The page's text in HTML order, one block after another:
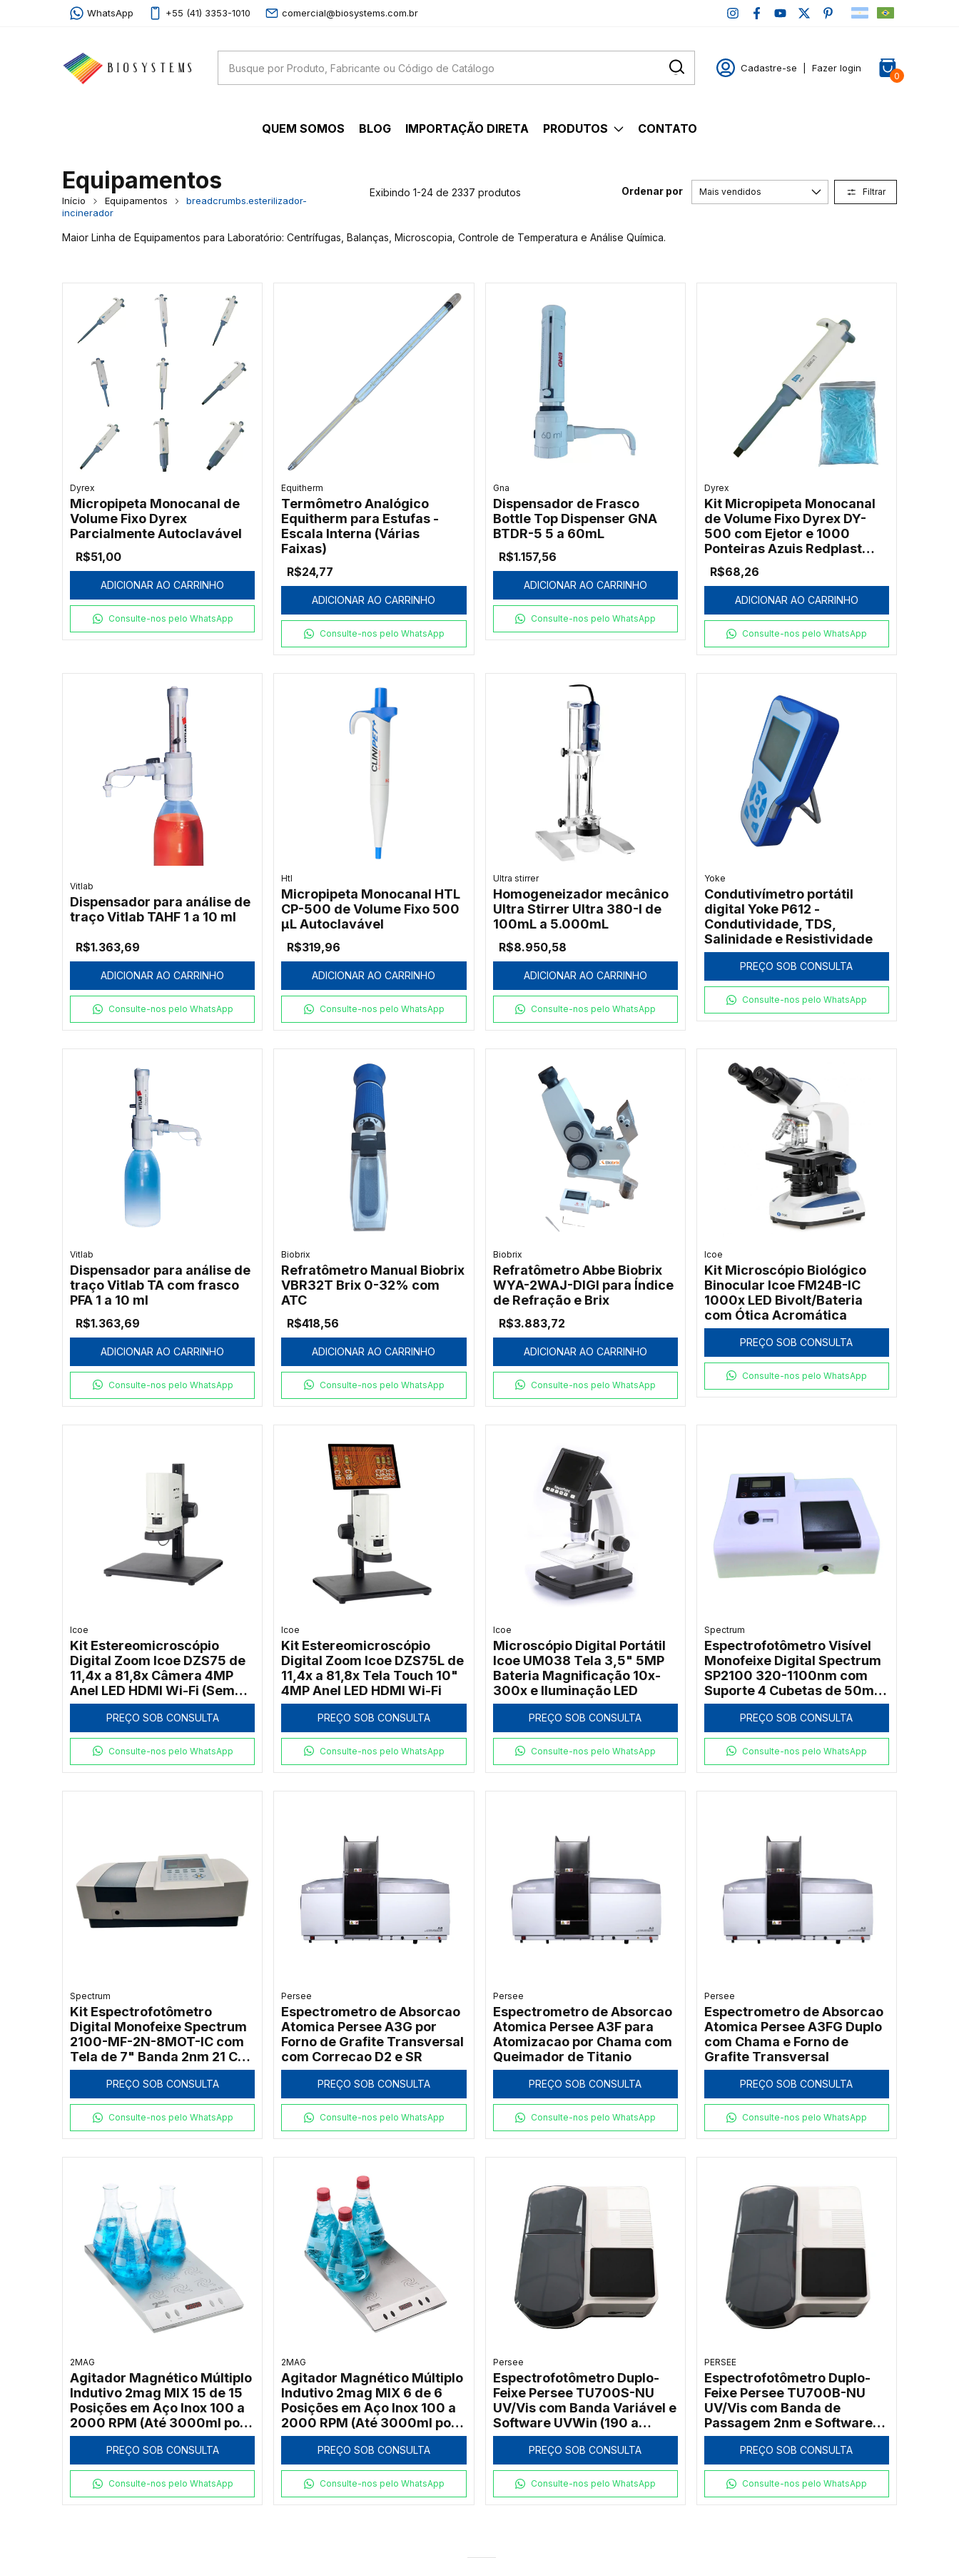
WhatsApp +55 (41) 3353-1010 comercial@biosystems.com.br
Cadastre-se Fazer login
0
QUEM SOMOS BLOG IMPORTAÇÃO DIRETA PRODUTOS CONTATO
Equipamentos
Início Equipamentos
breadcrumbs.esterilizador-
incinerador
Exibindo 1-24 de 2337 produtos Ordenar por Filtrar
Maior Linha de Equipamentos para Laboratório: Centrífugas, Balanças, Microscopia, Controle de Temperatura e Análise Química.
Dyrex
Micropipeta Monocanal de
Volume Fixo Dyrex
Parcialmente Autoclavável
R$51,00
ADICIONAR AO CARRINHO
Consulte-nos pelo WhatsApp
Equitherm
Termômetro Analógico
Equitherm para Estufas -
Escala Interna (Várias
Faixas)
R$24,77
ADICIONAR AO CARRINHO
Consulte-nos pelo WhatsApp
Gna
Dispensador de Frasco
Bottle Top Dispenser GNA
BTDR-5 5 a 60mL
R$1.157,56
ADICIONAR AO CARRINHO
Consulte-nos pelo WhatsApp
Dyrex
Kit Micropipeta Monocanal
de Volume Fixo Dyrex DY-
500 com Ejetor e 1000
Ponteiras Azuis Redplast
500µL
R$68,26
ADICIONAR AO CARRINHO
Consulte-nos pelo WhatsApp
Vitlab
Dispensador para análise de
traço Vitlab TAHF 1 a 10 ml
R$1.363,69
ADICIONAR AO CARRINHO
Consulte-nos pelo WhatsApp
Htl
Micropipeta Monocanal HTL
CP-500 de Volume Fixo 500
µL Autoclavável
R$319,96
ADICIONAR AO CARRINHO
Consulte-nos pelo WhatsApp
Ultra stirrer
Homogeneizador mecânico
Ultra Stirrer Ultra 380-I de
100mL a 5.000mL
R$8.950,58
ADICIONAR AO CARRINHO
Consulte-nos pelo WhatsApp
Yoke
Condutivímetro portátil
digital Yoke P612 -
Condutividade, TDS,
Salinidade e Resistividade
PREÇO SOB CONSULTA
Consulte-nos pelo WhatsApp
Vitlab
Dispensador para análise de
traço Vitlab TA com frasco
PFA 1 a 10 ml
R$1.363,69
ADICIONAR AO CARRINHO
Consulte-nos pelo WhatsApp
Biobrix
Refratômetro Manual Biobrix
VBR32T Brix 0-32% com
ATC
R$418,56
ADICIONAR AO CARRINHO
Consulte-nos pelo WhatsApp
Biobrix
Refratômetro Abbe Biobrix
WYA-2WAJ-DIGI para Índice
de Refração e Brix
R$3.883,72
ADICIONAR AO CARRINHO
Consulte-nos pelo WhatsApp
Icoe
Kit Microscópio Biológico
Binocular Icoe FM24B-IC
1000x LED Bivolt/Bateria
com Ótica Acromática
PREÇO SOB CONSULTA
Consulte-nos pelo WhatsApp
Icoe
Kit Estereomicroscópio
Digital Zoom Icoe DZS75 de
11,4x a 81,8x Câmera 4MP
Anel LED HDMI Wi-Fi (Sem
Tela)
PREÇO SOB CONSULTA
Consulte-nos pelo WhatsApp
Icoe
Kit Estereomicroscópio
Digital Zoom Icoe DZS75L de
11,4x a 81,8x Tela Touch 10"
4MP Anel LED HDMI Wi-Fi
PREÇO SOB CONSULTA
Consulte-nos pelo WhatsApp
Icoe
Microscópio Digital Portátil
Icoe UM038 Tela 3,5" 5MP
Bateria Magnificação 10x-
300x e Iluminação LED
PREÇO SOB CONSULTA
Consulte-nos pelo WhatsApp
Spectrum
Espectrofotômetro Visível
Monofeixe Digital Spectrum
SP2100 320-1100nm com
Suporte 4 Cubetas de 50mm
e Software PC
PREÇO SOB CONSULTA
Consulte-nos pelo WhatsApp
Spectrum
Kit Espectrofotômetro
Digital Monofeixe Spectrum
2100-MF-2N-8MOT-IC com
Tela de 7" Banda 2nm 21 CFR
e Carrossel 8 Posições
PREÇO SOB CONSULTA
Consulte-nos pelo WhatsApp
Persee
Espectrometro de Absorcao
Atomica Persee A3G por
Forno de Grafite Transversal
com Correcao D2 e SR
PREÇO SOB CONSULTA
Consulte-nos pelo WhatsApp
Persee
Espectrometro de Absorcao
Atomica Persee A3F para
Atomizacao por Chama com
Queimador de Titanio
PREÇO SOB CONSULTA
Consulte-nos pelo WhatsApp
Persee
Espectrometro de Absorcao
Atomica Persee A3FG Duplo
com Chama e Forno de
Grafite Transversal
PREÇO SOB CONSULTA
Consulte-nos pelo WhatsApp
2MAG
Agitador Magnético Múltiplo
Indutivo 2mag MIX 15 de 15
Posições em Aço Inox 100 a
2000 RPM (Até 3000ml por
Ponto)
PREÇO SOB CONSULTA
Consulte-nos pelo WhatsApp
2MAG
Agitador Magnético Múltiplo
Indutivo 2mag MIX 6 de 6
Posições em Aço Inox 100 a
2000 RPM (Até 3000ml por
Ponto)
PREÇO SOB CONSULTA
Consulte-nos pelo WhatsApp
Persee
Espectrofotômetro Duplo-
Feixe Persee TU700S-NU
UV/Vis com Banda Variável e
Software UVWin (190 a
1100nm)
PREÇO SOB CONSULTA
Consulte-nos pelo WhatsApp
PERSEE
Espectrofotômetro Duplo-
Feixe Persee TU700B-NU
UV/Vis com Banda de
Passagem 2nm e Software
UVWin (190 a 1100nm)
PREÇO SOB CONSULTA
Consulte-nos pelo WhatsApp